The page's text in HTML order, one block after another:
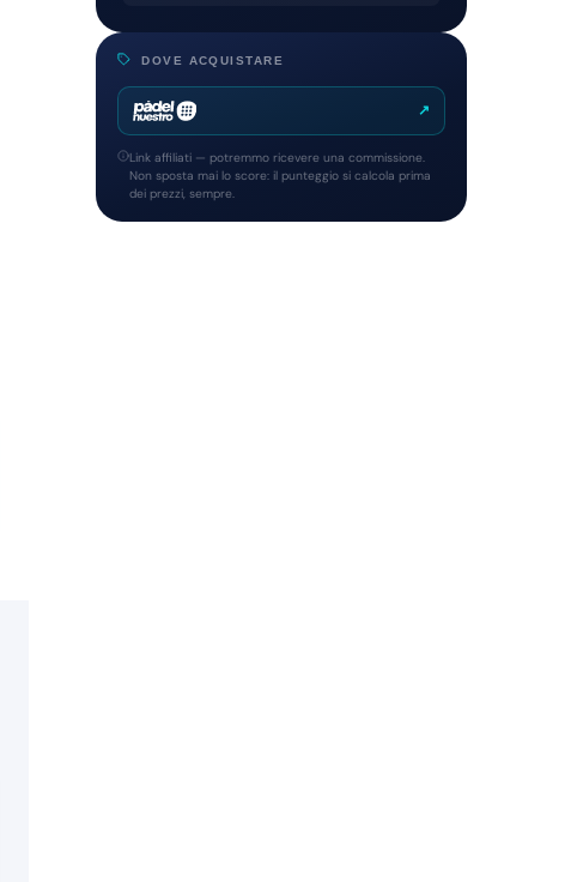
DOVE ACQUISTARE
↗
Link affiliati — potremmo ricevere una commissione.
Non sposta mai lo score: il punteggio si calcola prima
dei prezzi, sempre.